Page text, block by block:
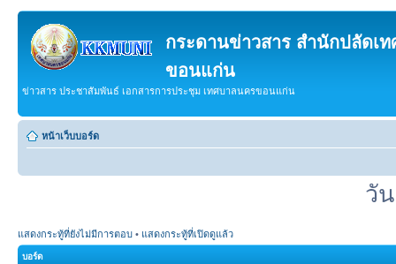
กระดานข่าวสาร สำนักปลัดเ
ขอนแก่น
ข่าวสาร ประชาสัมพันธ์ เอกสารการประชุม เทศบาลนครขอนแก่น
หน้าเว็บบอร์ด
วั
แสดงกระทู้ที่ยังไม่มีการตอบ • แสดงกระทู้ที่เปิดดูแล้ว
บอร์ด